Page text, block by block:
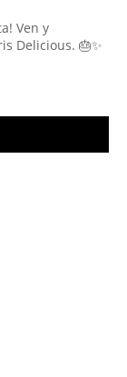
Ven y
Delicious. 🎂✨